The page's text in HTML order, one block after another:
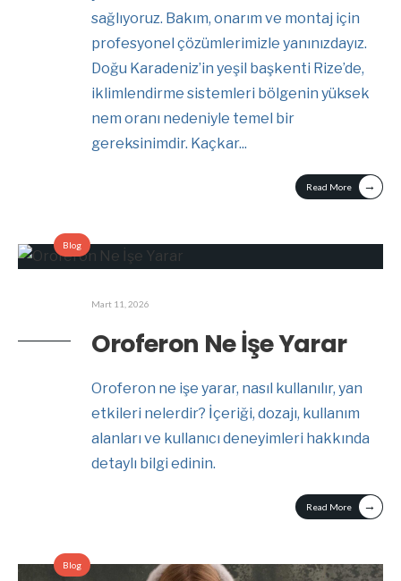
sağlıyoruz. Bakım, onarım ve montaj için
profesyonel çözümlerimizle yanınızdayız.
Doğu Karadeniz’in yeşil başkenti Rize’de,
iklimlendirme sistemleri bölgenin yüksek
nem oranı nedeniyle temel bir
gereksinimdir. Kaçkar...
Read More →
Blog
Mart 11, 2026
Oroferon Ne İşe Yarar
Oroferon ne işe yarar, nasıl kullanılır, yan
etkileri nelerdir? İçeriği, dozajı, kullanım
alanları ve kullanıcı deneyimleri hakkında
detaylı bilgi edinin.
Read More →
Blog